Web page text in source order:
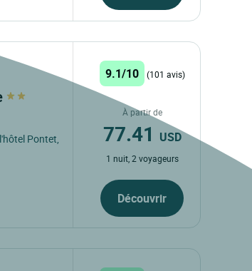
Pontet,
9.1/10 (101 avis)
À partir de
77.41 USD
1 nuit, 2 voyageurs
Découvrir